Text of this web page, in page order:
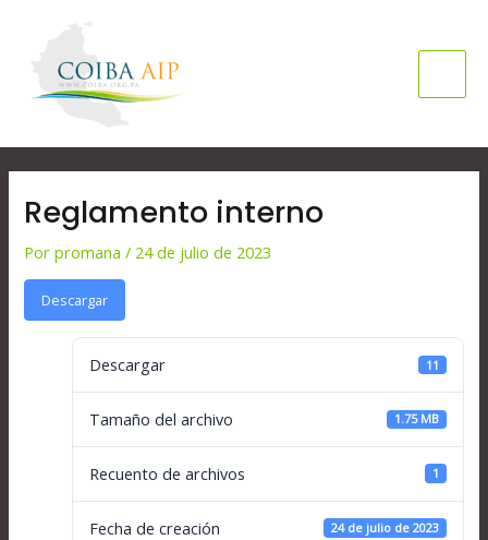
contenido
Reglamento interno
Porpromana/ 24 de julio de 2023
Descargar
Descargar 11
Tamaño del archivo 1.75 MB
Recuento de archivos 1
Fecha de creación 24 de julio de 2023
entradas